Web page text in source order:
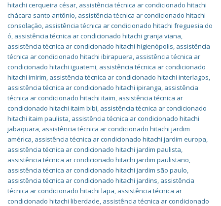
hitachi cerqueira césar, assistência técnica ar condicionado hitachi
chácara santo antônio, assistência técnica ar condicionado hitachi
consolação, assistência técnica ar condicionado hitachi freguesia do
ó, assistência técnica ar condicionado hitachi granja viana,
assistência técnica ar condicionado hitachi higienópolis, assistência
técnica ar condicionado hitachi ibirapuera, assistência técnica ar
condicionado hitachi iguatemi, assistência técnica ar condicionado
hitachi imirim, assistência técnica ar condicionado hitachi interlagos,
assistência técnica ar condicionado hitachi ipiranga, assistência
técnica ar condicionado hitachi itaim, assistência técnica ar
condicionado hitachi itaim bibi, assistência técnica ar condicionado
hitachi itaim paulista, assistência técnica ar condicionado hitachi
jabaquara, assistência técnica ar condicionado hitachi jardim
américa, assistência técnica ar condicionado hitachi jardim europa,
assistência técnica ar condicionado hitachi jardim paulista,
assistência técnica ar condicionado hitachi jardim paulistano,
assistência técnica ar condicionado hitachi jardim são paulo,
assistência técnica ar condicionado hitachi jardins, assistência
técnica ar condicionado hitachi lapa, assistência técnica ar
condicionado hitachi liberdade, assistência técnica ar condicionado